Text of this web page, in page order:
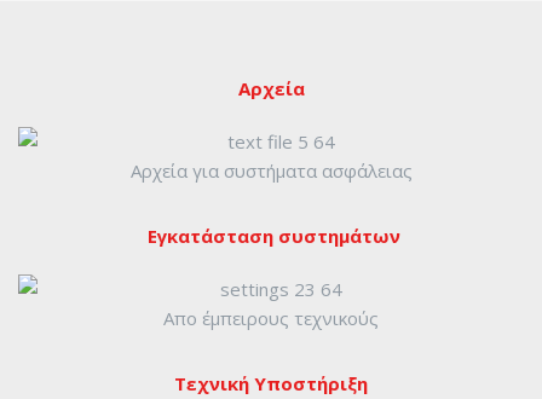
Αρχεία
Αρχεία για συστήματα ασφάλειας
Εγκατάσταση συστημάτων
Απο έμπειρους τεχνικούς
Τεχνική Υποστήριξη